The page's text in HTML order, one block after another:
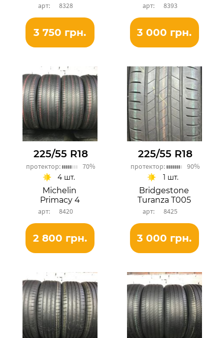
8328
3 750 грн.
8393
3 000 грн.
225/55 R18
протектор: 70%
Michelin
Primacy 4
8420
4 шт.
2 800 грн.
225/55 R18
протектор: 90%
Bridgestone
Turanza T005
8425
1 шт.
3 000 грн.